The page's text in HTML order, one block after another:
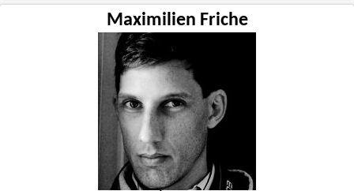
Maximilien Friche